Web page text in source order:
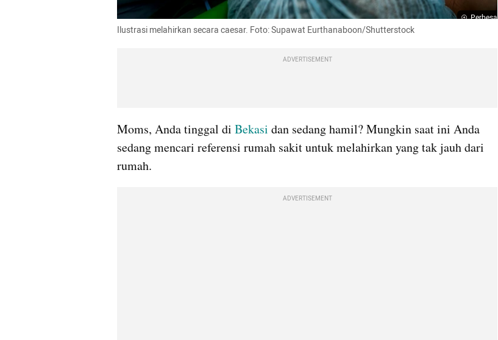
Perbesar
Ilustrasi melahirkan secara caesar. Foto: Supawat Eurthanaboon/Shutterstock
ADVERTISEMENT
Moms, Anda tinggal di Bekasi dan sedang hamil? Mungkin saat ini Anda
sedang mencari referensi rumah sakit untuk melahirkan yang tak jauh dari
rumah.
ADVERTISEMENT